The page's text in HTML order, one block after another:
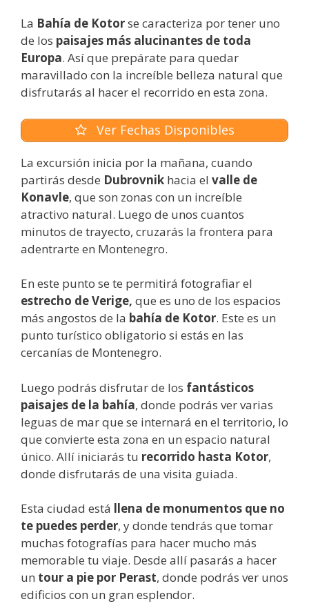
La Bahía de Kotorse caracteriza por tener uno
de los paisajes más alucinantes de toda
Europa. Así que prepárate para quedar
maravillado con la increíble belleza natural que
disfrutarás al hacer el recorrido en esta zona.
Ver Fechas Disponibles
La excursión inicia por la mañana, cuando
partirás desde Dubrovnik hacia el valle de
Konavle, que son zonas con un increíble
atractivo natural. Luego de unos cuantos
minutos de trayecto, cruzarás la frontera para
adentrarte en Montenegro.
En este punto se te permitirá fotografiar el
estrecho de Verige, que es uno de los espacios
más angostos de la bahía de Kotor. Este es un
punto turístico obligatorio si estás en las
cercanías de Montenegro.
Luego podrás disfrutar de los fantásticos
paisajes de la bahía, donde podrás ver varias
leguas de mar que se internará en el territorio, lo
que convierte esta zona en un espacio natural
único. Allí iniciarás tu recorrido hasta Kotor,
donde disfrutarás de una visita guiada.
Esta ciudad está llena de monumentos que no
te puedes perder, y donde tendrás que tomar
muchas fotografías para hacer mucho más
memorable tu viaje. Desde allí pasarás a hacer
un tour a pie por Perast, donde podrás ver unos
edificios con un gran esplendor.